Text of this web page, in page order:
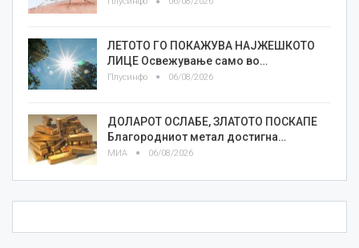
ЛЕТОТО ГО ПОКАЖУВА НАЈЖЕШКОТО
ЛИЦE Освежување само во…
Плусинфо 06/08/2026
ДОЛАРОТ ОСЛАБЕ, ЗЛАТОТО ПОСКАПЕ
Благородниот метал достигна…
МИА 06/08/2026